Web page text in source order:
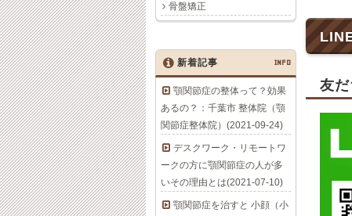
友
骨盤矯正
新着記事 INFO
顎関節症の整体って？効果
あるの？：千葉市 整体院（顎
関節症整体院）(2021-09-24)
デスクワーク・リモートワ
ークの方に顎関節症の人が多
いその理由とは(2021-07-10)
顎関節症を治すと 小顔（小